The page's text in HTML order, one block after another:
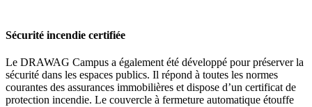
Sécurité incendie certifiée
Le DRAWAG Campus a également été développé pour préserver la
sécurité dans les espaces publics. Il répond à toutes les normes
courantes des assurances immobilières et dispose d’un certificat de
protection incendie. Le couvercle à fermeture automatique étouffe